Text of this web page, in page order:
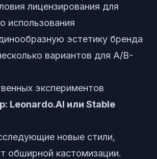
лицензирования для
использования
эстетику бренда
вариантов для A/B-
экспериментов
Leonardo.AI или Stable
новые стили,
обширной кастомизации.